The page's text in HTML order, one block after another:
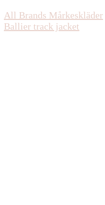
All Brands Mårkeskläder
Ballier track jacket